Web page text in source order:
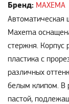
Бренд: MAXEMA
Автоматическая
Maxema
стержня. Корпус
пластика с
различных
белым клипом. В
пастой,